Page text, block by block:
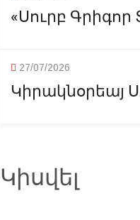
«Սուրբ
27/07/2026
Կիրակնօրեայ
Կիսվել